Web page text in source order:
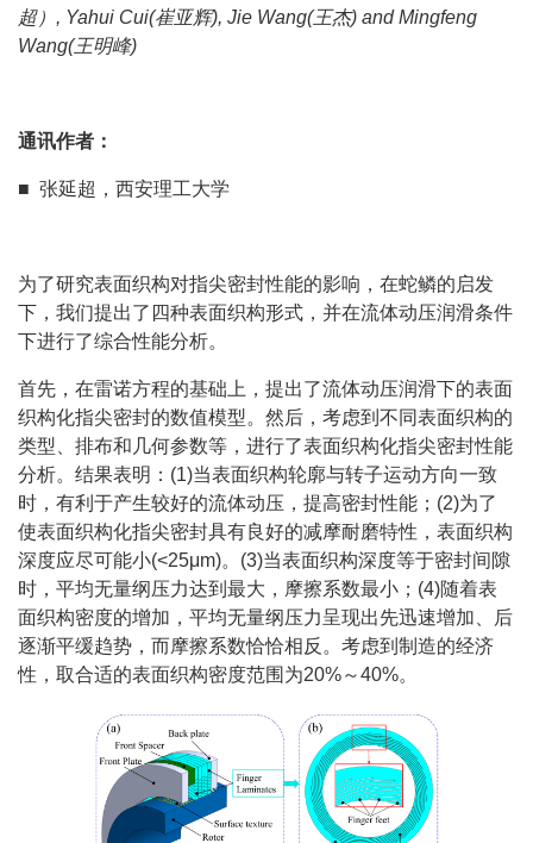
超）, Yahui Cui(崔亚辉), Jie Wang(王杰) and Mingfeng
Wang(王明峰)
通讯作者：
■ 张延超，西安理工大学
为了研究表面织构对指尖密封性能的影响，在蛇鳞的启发
下，我们提出了四种表面织构形式，并在流体动压润滑条件
下进行了综合性能分析。
首先，在雷诺方程的基础上，提出了流体动压润滑下的表面
织构化指尖密封的数值模型。然后，考虑到不同表面织构的
类型、排布和几何参数等，进行了表面织构化指尖密封性能
分析。结果表明：(1)当表面织构轮廓与转子运动方向一致
时，有利于产生较好的流体动压，提高密封性能；(2)为了
使表面织构化指尖密封具有良好的减摩耐磨特性，表面织构
深度应尽可能小(<25μm)。(3)当表面织构深度等于密封间隙
时，平均无量纲压力达到最大，摩擦系数最小；(4)随着表
面织构密度的增加，平均无量纲压力呈现出先迅速增加、后
逐渐平缓趋势，而摩擦系数恰恰相反。考虑到制造的经济
性，取合适的表面织构密度范围为20%～40%。